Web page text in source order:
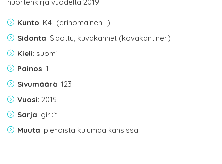
nuortenkirja vuodelta 2019
Kunto: K4- (erinomainen -)
Sidonta: Sidottu, kuvakannet (kovakantinen)
Kieli: suomi
Painos: 1
Sivumäärä: 123
Vuosi: 2019
Sarja: girl:it
Muuta: pienoista kulumaa kansissa